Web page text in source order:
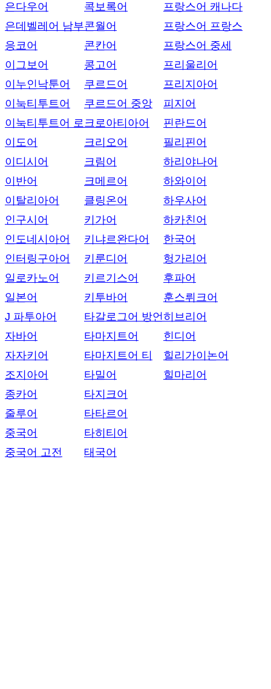
은다우어
은데벨레어 남부
응코어
이그보어
이누인낙툰어
이눅티투트어
이눅티투트어 로
이도어
이디시어
이반어
이탈리아어
인구시어
인도네시아어
인터링구아어
일로카노어
일본어
J 파투아어
자바어
자자키어
조지아어
종카어
줄루어
중국어
중국어 고전
콕보록어
콘월어
콘칸어
콩고어
쿠르드어
쿠르드어 중앙
크로아티아어
크리오어
크림어
크메르어
클링온어
키가어
키냐르완다어
키룬디어
키르기스어
키투바어
타갈로그어 방언
타마지트어
타마지트어 티
타밀어
타지크어
타타르어
타히티어
태국어
프랑스어 캐나다
프랑스어 프랑스
프랑스어 중세
프리울리어
프리지아어
피지어
핀란드어
필리핀어
하리야나어
하와이어
하우사어
하카친어
한국어
헝가리어
후파어
훈스뤼크어
히브리어
힌디어
힐리가이논어
힐마리어